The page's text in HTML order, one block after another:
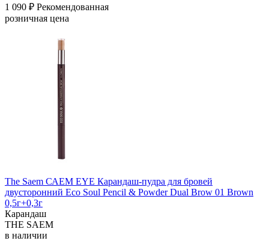
1 090 ₽ Рекомендованная
розничная цена
The Saem САЕМ EYE Карандаш-пудра для бровей
двусторонний Eco Soul Pencil & Powder Dual Brow 01 Brown
0,5г+0,3г
Карандаш
THE SAEM
в наличии